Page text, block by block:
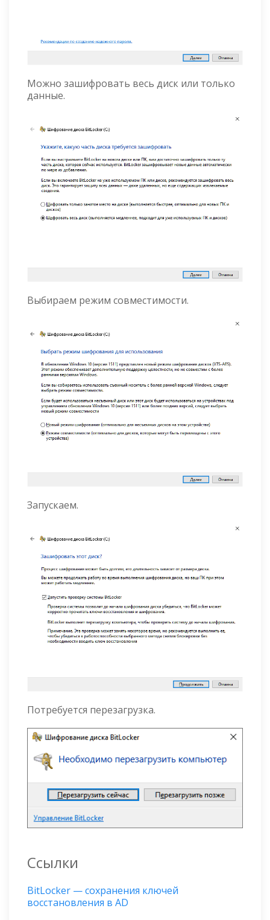
Можно зашифровать весь диск или только
данные.
Выбираем режим совместимости.
Запускаем.
Потребуется перезагрузка.
Ссылки
BitLocker — сохранения ключей
восстановления в AD